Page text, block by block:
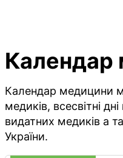
Календар
Календар медицини
медиків, всесвітні
видатних медиків а
України.